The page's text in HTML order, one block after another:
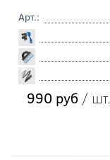
Арт.:
990 руб / шт.